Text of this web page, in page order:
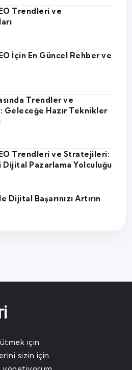
Trendleri ve
İçin En Güncel Rehber ve
Trendler ve
Hazır Teknikler
Trendleri ve Stratejileri:
Pazarlama Yolculuğu
Dijital Başarınızı Artırın
için
sizin için